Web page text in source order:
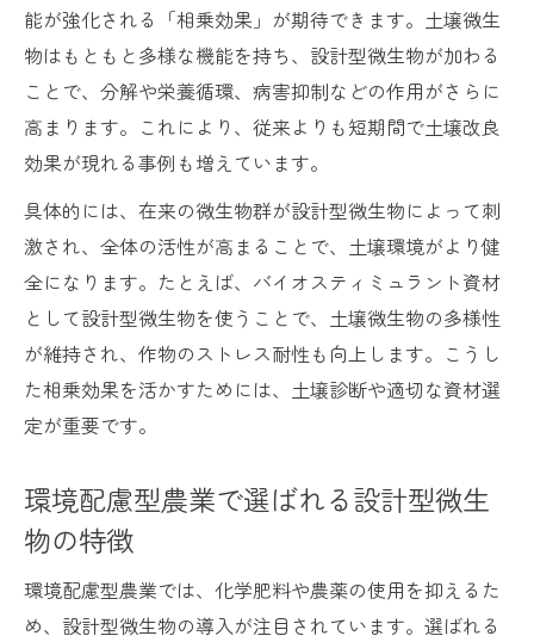
能が強化される「相乗効果」が期待できます。土壌微生
物はもともと多様な機能を持ち、設計型微生物が加わる
ことで、分解や栄養循環、病害抑制などの作用がさらに
高まります。これにより、従来よりも短期間で土壌改良
効果が現れる事例も増えています。
具体的には、在来の微生物群が設計型微生物によって刺
激され、全体の活性が高まることで、土壌環境がより健
全になります。たとえば、バイオスティミュラント資材
として設計型微生物を使うことで、土壌微生物の多様性
が維持され、作物のストレス耐性も向上します。こうし
た相乗効果を活かすためには、土壌診断や適切な資材選
定が重要です。
環境配慮型農業で選ばれる設計型微生
物の特徴
環境配慮型農業では、化学肥料や農薬の使用を抑えるた
め、設計型微生物の導入が注目されています。選ばれる